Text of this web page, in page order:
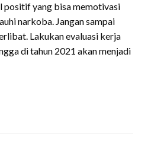
positif yang bisa memotivasi
narkoba. Jangan sampai
Lakukan evaluasi kerja
di tahun 2021 akan menjadi